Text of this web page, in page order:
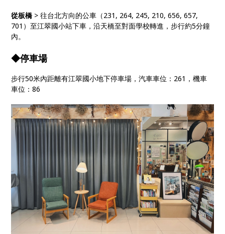
從板橋 > 往台北方向的公車（231, 264, 245, 210, 656, 657,
701）至江翠國小站下車，沿天橋至對面學校轉進，步行約5分鐘
內。
◆停車場
步行50米內距離有江翠國小地下停車場，汽車車位：261，機車
車位：86